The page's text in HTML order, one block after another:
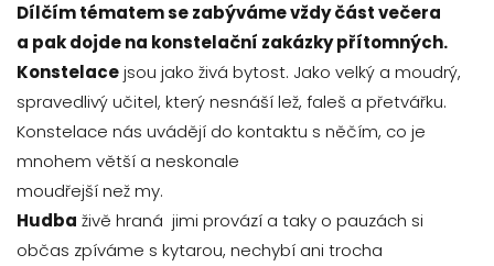
Dílčím tématem se zabýváme vždy část večera
a pak dojde na konstelační zakázky přítomných.
Konstelacejsou jako živá bytost. Jako velký a moudrý,
spravedlivý učitel, který nesnáší lež, faleš a přetvářku.
Konstelace nás uvádějí do kontaktu s něčím, co je
mnohem větší a neskonale
moudřejší než my.
Hudba živě hraná jimi provází a taky o pauzách si
občas zpíváme s kytarou, nechybí ani trocha